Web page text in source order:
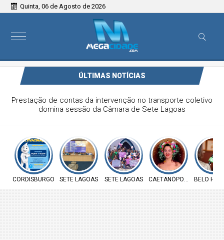
Quinta, 06 de Agosto de 2026
ÚLTIMAS NOTÍCIAS
Prefeitura de Cordisburgo inicia Campanha Nacional de
Multivacinação para crianças e adolescentes
CORDISBURGO SETE LAGOAS SETE LAGOAS CAETANÓPOLIS BELO